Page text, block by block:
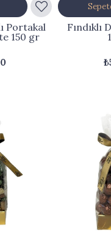
Portakal
150 gr
Fındıklı